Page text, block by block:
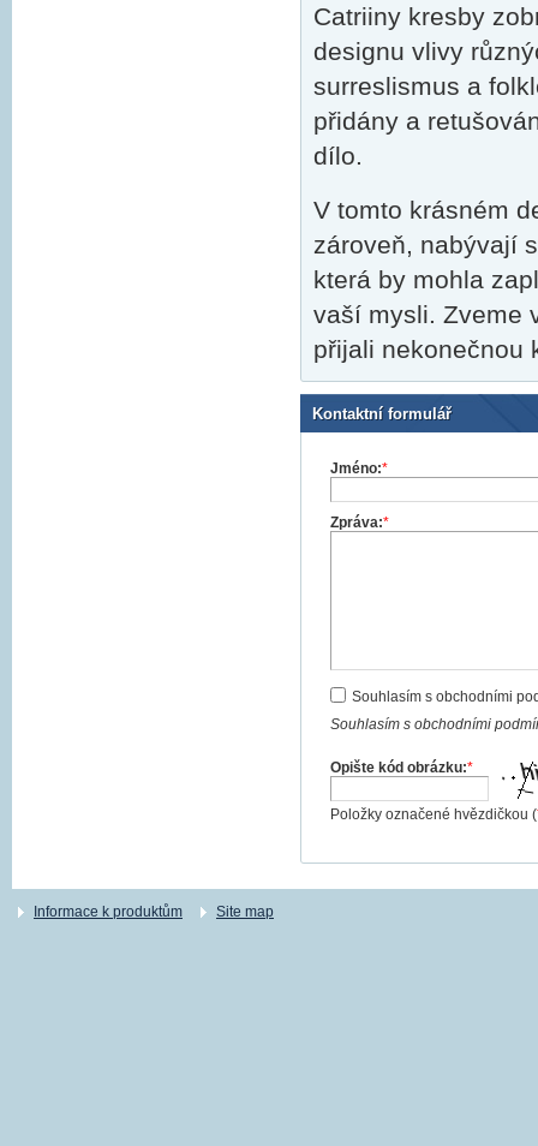
Catriiny kresby
designu vlivy
surreslismus a
přidány a
dílo.
V tomto krásném
zároveň, nabývají
která by mohla
vaší mysli. Zveme
přijali nekonečnou
Kontaktní formulář
Jméno:*
Zpráva:*
Souhlasím s obchodními
Souhlasím s obchodními
Opište kód obrázku:*
Položky označené hvězdičkou (
Informace k produktům Site map